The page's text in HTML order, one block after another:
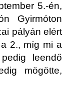
5.-én,
Gyirmóton
pályán elért
2., míg mi a
leendő
mögötte,